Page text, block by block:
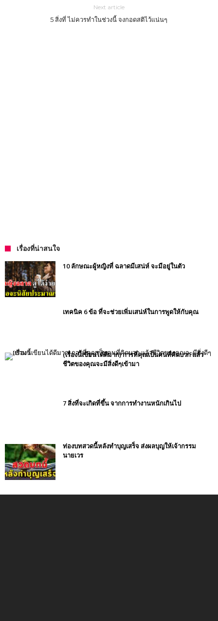
Next article
5 สิ่งที่ ไม่ควรทำในช่วงนี้ จงกอดสติไว้เเน่นๆ
เรื่องที่น่าสนใจ
10 ลักษณะผู้หญิงที่ ฉลาดมีเสน่ห์ จะมีอยู่ในตัว
เทคนิค 6 ข้อ ที่จะช่วยเพิ่มเสน่ห์ในการพูดให้กับคุณ
(เรื่องนี้เขียนได้ดีมาก) การที่คุณเป็นคนที่คิดบวก แล้ว
ชีวิตของคุณจะมีสิ่งดีๆเข้ามา
7 สิ่งที่จะเกิดที่ขึ้น จากการทำงานหนักเกินไป
ท่องบทสวดนี้หลังทำบุญเสร็จ ส่งผลบุญให้เจ้ากรรม
นายเวร